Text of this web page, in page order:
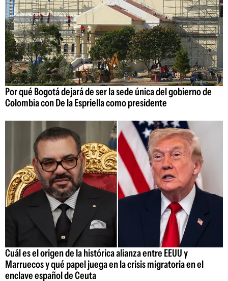
Por qué Bogotá dejará de ser la sede única del gobierno de
Colombia con De la Espriella como presidente
Cuál es el origen de la histórica alianza entre EEUU y
Marruecos y qué papel juega en la crisis migratoria en el
enclave español de Ceuta